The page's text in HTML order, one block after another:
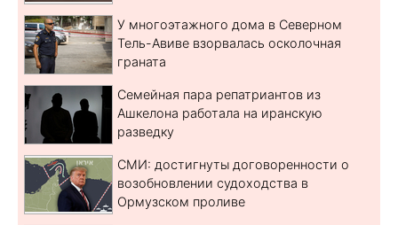
У многоэтажного дома в Северном
Тель-Авиве взорвалась осколочная
граната
Семейная пара репатриантов из
Ашкелона работала на иранскую
разведку
СМИ: достигнуты договоренности о
возобновлении судоходства в
Ормузском проливе